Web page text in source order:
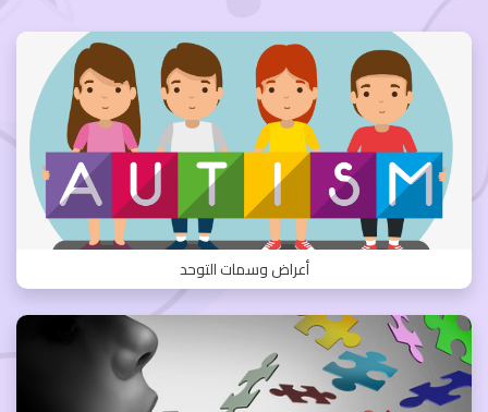
أعراض وسمات التوحد